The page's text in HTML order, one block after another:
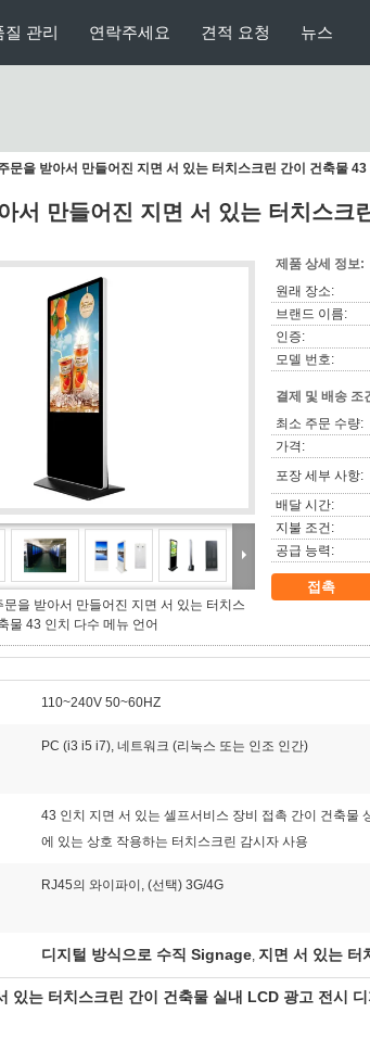
질 관리 연락주세요 견적 요청 뉴스
문을 받아서 만들어진 지면 서 있는 터치스크린 간이 건축물 43
서 만들어진 지면 서 있는 터치스크
문을 받아서 만들어진 지면 서 있는 터치스
물 43 인치 다수 메뉴 언어
제품 상세 정보:
원래 장소:
브랜드 이름:
인증:
모델 번호:
결제 및 배송 조
최소 주문 수량:
가격:
포장 세부 사항:
배달 시간:
지불 조건:
공급 능력:
접촉
110~240V 50~60HZ
PC (i3 i5 i7), 네트워크 (리눅스 또는 인조 인간)
43 인치 지면 서 있는 셀프서비스 장비 접촉 간이 건축물
에 있는 상호 작용하는 터치스크린 감시자 사용
RJ45의 와이파이, (선택) 3G/4G
디지털 방식으로 수직 Signage, 지면 서 있는 터
있는 터치스크린 간이 건축물 실내 LCD 광고 전시